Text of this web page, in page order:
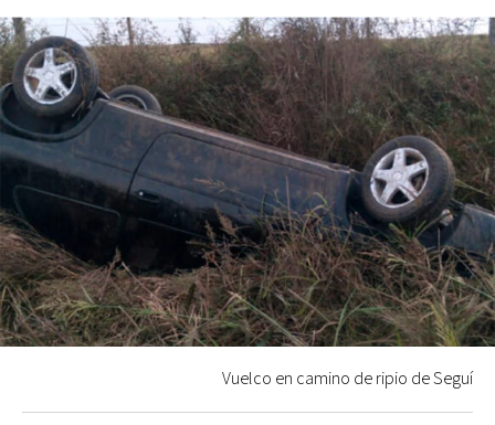
Vuelco en camino de ripio de Seguí